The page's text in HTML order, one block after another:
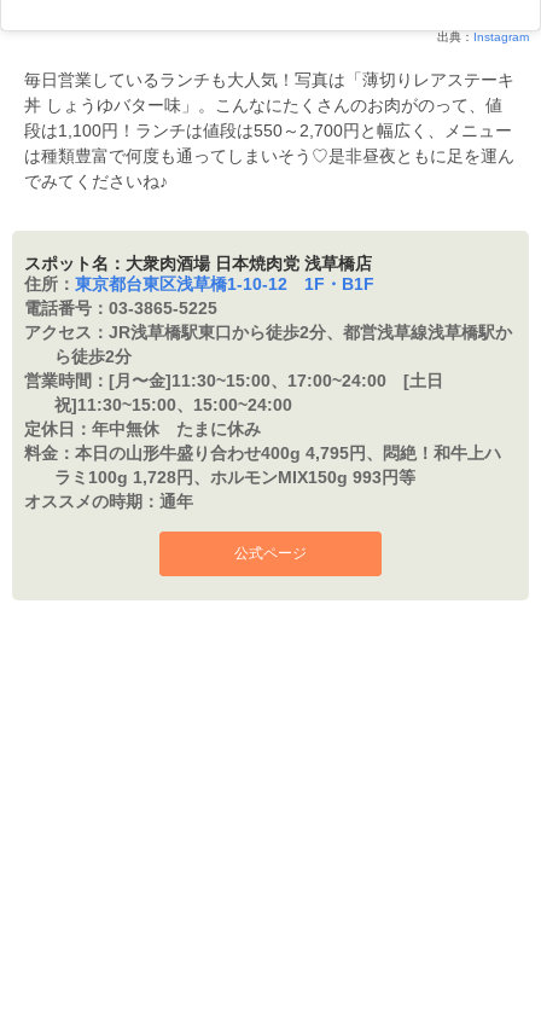
出典： Instagram
毎日営業しているランチも大人気！写真は「薄切りレアステーキ
丼 しょうゆバター味」。こんなにたくさんのお肉がのって、値
段は1,100円！ランチは値段は550～2,700円と幅広く、メニュー
は種類豊富で何度も通ってしまいそう♡是非昼夜ともに足を運ん
でみてくださいね♪
スポット名：大衆肉酒場 日本焼肉党 浅草橋店
住所： 東京都台東区浅草橋1-10-12 1F・B1F
電話番号： 03-3865-5225
アクセス： JR浅草橋駅東口から徒歩2分、都営浅草線浅草橋駅か
ら徒歩2分
営業時間： [月〜金]11:30~15:00、17:00~24:00 [土日
祝]11:30~15:00、15:00~24:00
定休日： 年中無休 たまに休み
料金： 本日の山形牛盛り合わせ400g 4,795円、悶絶！和牛上ハ
ラミ100g 1,728円、ホルモンMIX150g 993円等
オススメの時期： 通年
公式ページ